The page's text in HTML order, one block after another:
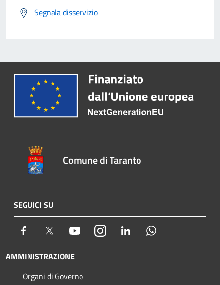
Segnala disservizio
Comune di Taranto
SEGUICI SU
Facebook Twitter YoutubeInstagram LinkedIn
AMMINISTRAZIONE
Organi di Governo